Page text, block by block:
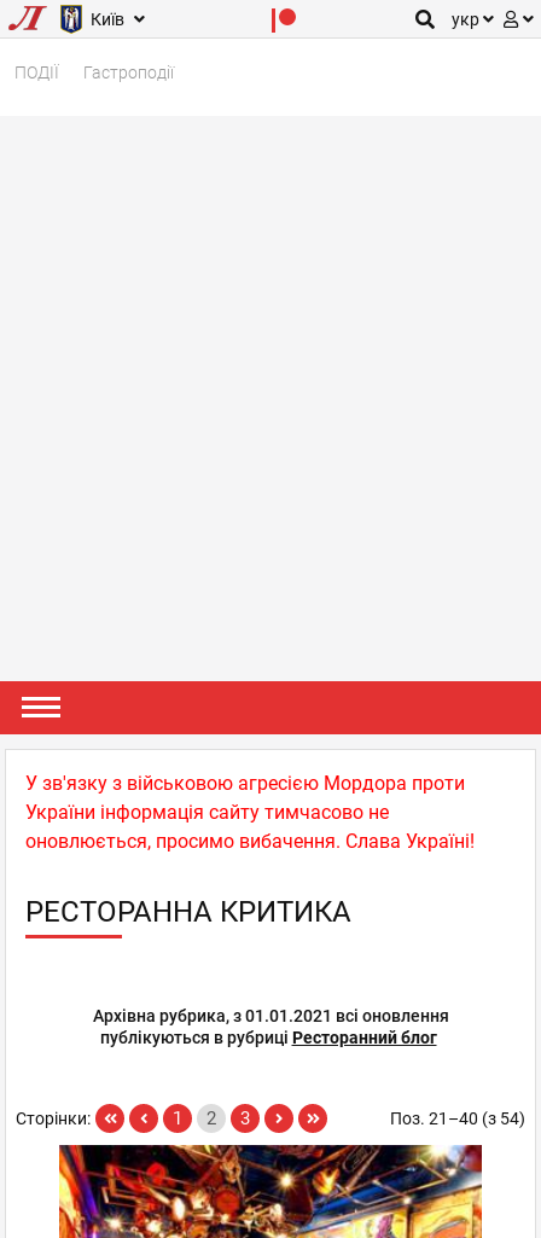
Київ укр
ПОДІЇ Гастроподії
У зв'язку з військовою агресією Мордора проти
України інформація сайту тимчасово не
оновлюється, просимо вибачення. Слава Україні!
РЕСТОРАННА КРИТИКА
Архівна рубрика, з 01.01.2021 всі оновлення
публікуються в рубриці Ресторанний блог
Поз. 21–40 (з 54)
Сторінки: 1 2 3